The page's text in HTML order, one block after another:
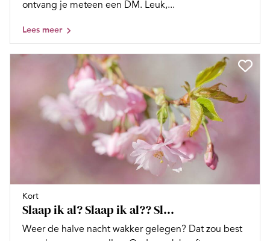
ontvang je meteen een DM. Leuk,...
Lees meer
Kort
Slaap ik al? Slaap ik al?? Sl…
Weer de halve nacht wakker gelegen? Dat zou best